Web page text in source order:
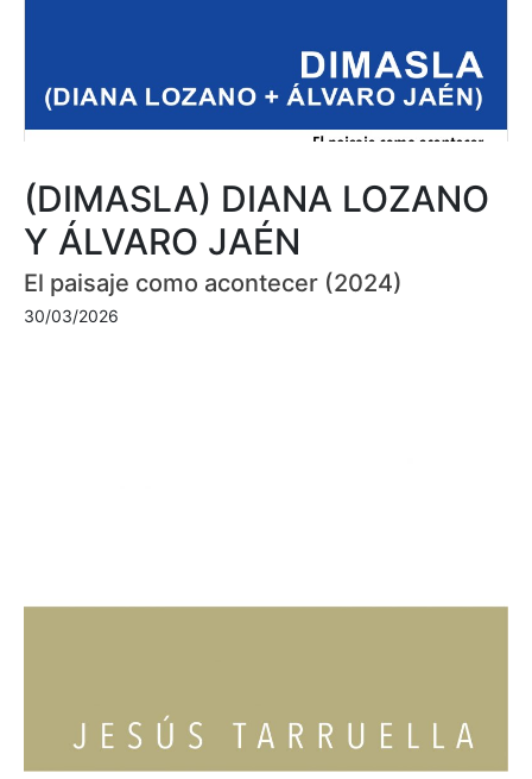
(DIMASLA) DIANA LOZANO
Y ÁLVARO JAÉN
El paisaje como acontecer (2024)
30/03/2026